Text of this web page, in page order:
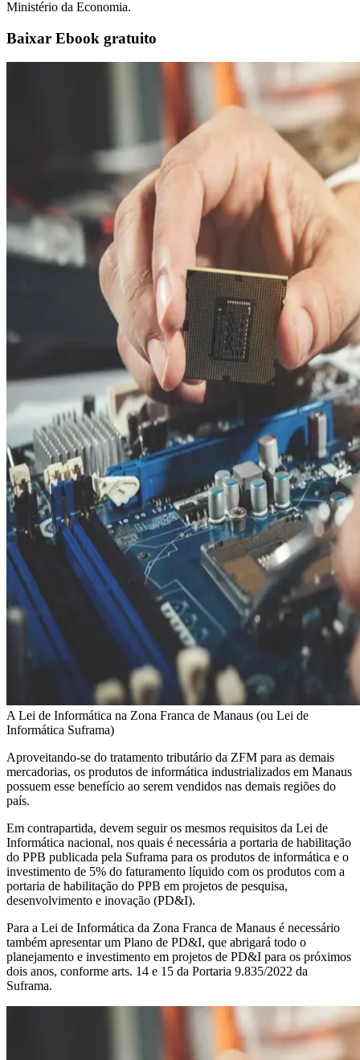
Ministério da Economia.
Baixar Ebook gratuito
A Lei de Informática na Zona Franca de Manaus (ou Lei de
Informática Suframa)
Aproveitando-se do tratamento tributário da ZFM para as demais
mercadorias, os produtos de informática industrializados em Manaus
possuem esse benefício ao serem vendidos nas demais regiões do
país.
Em contrapartida, devem seguir os mesmos requisitos da Lei de
Informática nacional, nos quais é necessária a portaria de habilitação
do PPB publicada pela Suframa para os produtos de informática e o
investimento de 5% do faturamento líquido com os produtos com a
portaria de habilitação do PPB em projetos de pesquisa,
desenvolvimento e inovação (PD&I).
Para a Lei de Informática da Zona Franca de Manaus é necessário
também apresentar um Plano de PD&I, que abrigará todo o
planejamento e investimento em projetos de PD&I para os próximos
dois anos, conforme arts. 14 e 15 da Portaria 9.835/2022 da
Suframa.